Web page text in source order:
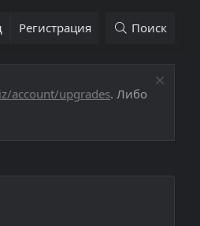
Регистрация Поиск
account/upgrades. Либо